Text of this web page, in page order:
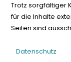
Trotz sorgfältiger
für die Inhalte
Seiten sind
Datenschutz